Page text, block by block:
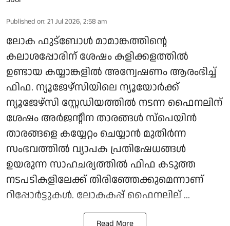
Published on: 21 Jul 2026, 2:58 am
ലോക ഫുട്‌ബോള്‍ മാമാങ്കത്തിന്റെ
കലാശപ്പോരിന് ശേഷം കളിക്കളത്തില്‍
ഉണ്ടായ കയ്യാങ്കളില്‍ അന്വേഷണം ആരംഭിച്ച്
ഫിഫ. ന്യൂജേഴ്സിയിലെ ന്യൂയോര്‍ക്ക്
ന്യൂജേഴ്സി സ്റ്റേഡിയത്തില്‍ നടന്ന ഫൈനലിന്
ശേഷം അര്‍ജന്റീന താരങ്ങള്‍ സ്‌പെയിന്‍
താരങ്ങളെ കയ്യേറ്റം ചെയ്യാന്‍ മുതിര്‍ന്ന
സംഭവത്തില്‍ വ്യാപക പ്രതിഷേധങ്ങള്‍
ഉയരുന്ന സാഹചര്യത്തില്‍ ഫിഫ കടുത്ത
നടപടികളിലേക്ക് തിരിഞ്ഞേക്കുമെന്നാണ്
റിപ്പോര്‍ട്ടുകള്‍. ലോകകപ്പ് ഫൈനലില് ...